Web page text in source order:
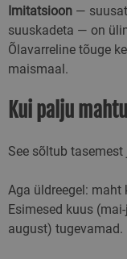
Imitatsioon —
suuskadeta — on
Õlavarreline tõuge
maismaal.
Kui palju
See sõltub
Aga üldreegel:
Esimesed kuus
august) tugevamad.